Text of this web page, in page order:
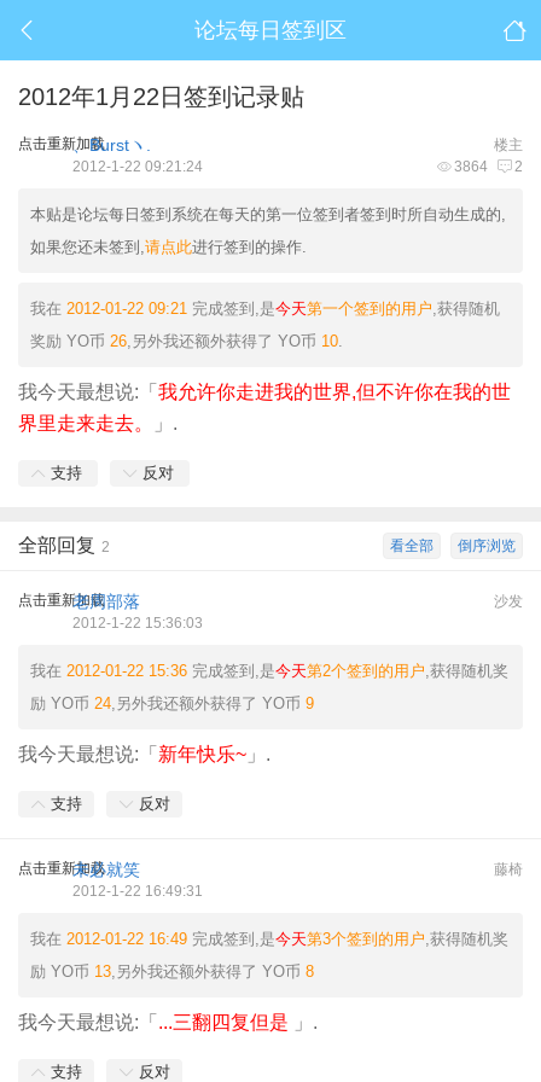
论坛每日签到区
2012年1月22日签到记录贴
点击重新加载 楼主
、Burstヽ.
3864 2
2012-1-22 09:21:24
本贴是论坛每日签到系统在每天的第一位签到者签到时所自动生成的,
如果您还未签到,请点此进行签到的操作.
我在 2012-01-22 09:21 完成签到,是今天第一个签到的用户,获得随机
奖励 YO币 26,另外我还额外获得了 YO币 10.
我今天最想说:「 我允许你走进我的世界,但不许你在我的世
界里走来走去。
」.
支持 反对
倒序浏览
看全部
全部回复 2
点击重新加载 沙发
老周部落
2012-1-22 15:36:03
我在 2012-01-22 15:36 完成签到,是今天第2个签到的用户,获得随机奖
励 YO币 24,另外我还额外获得了 YO币 9
我今天最想说:「 新年快乐~ 」.
支持 反对
点击重新加载 藤椅
未必就笑
2012-1-22 16:49:31
我在 2012-01-22 16:49 完成签到,是今天第3个签到的用户,获得随机奖
励 YO币 13,另外我还额外获得了 YO币 8
我今天最想说:「 ...三翻四复但是 」.
支持 反对